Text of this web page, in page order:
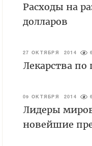
Расходы на
долларов
27 ОКТЯБРЯ 2014
Лекарства
09 ОКТЯБРЯ 2014
Лидеры
новейшие